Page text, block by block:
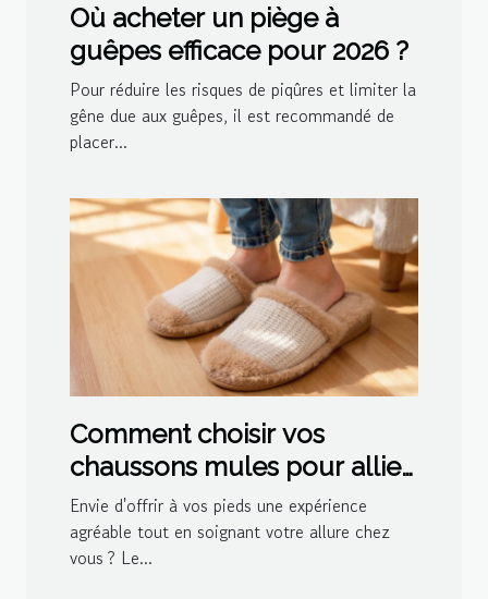
Où acheter un piège à
guêpes efficace pour 2026 ?
Pour réduire les risques de piqûres et limiter la
gêne due aux guêpes, il est recommandé de
placer...
Comment choisir vos
chaussons mules pour allier
confort et style ?
Envie d'offrir à vos pieds une expérience
agréable tout en soignant votre allure chez
vous ? Le...